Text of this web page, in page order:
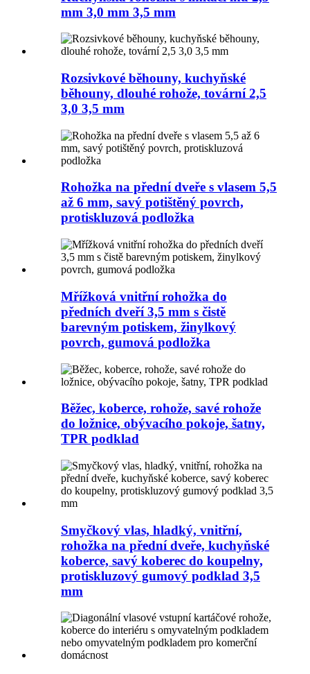
mm 3,0 mm 3,5 mm
Rozsivkové běhouny, kuchyňské
běhouny, dlouhé rohože, tovární 2,5
3,0 3,5 mm
Rohožka na přední dveře s vlasem 5,5
až 6 mm, savý potištěný povrch,
protiskluzová podložka
Mřížková vnitřní rohožka do
předních dveří 3,5 mm s čistě
barevným potiskem, žinylkový
povrch, gumová podložka
Běžec, koberce, rohože, savé rohože
do ložnice, obývacího pokoje, šatny,
TPR podklad
Smyčkový vlas, hladký, vnitřní,
rohožka na přední dveře, kuchyňské
koberce, savý koberec do koupelny,
protiskluzový gumový podklad 3,5
mm